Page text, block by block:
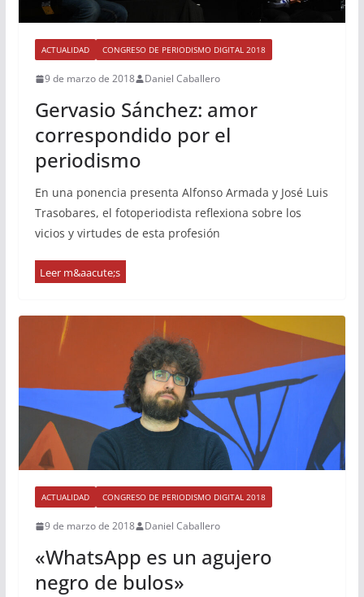
ACTUALIDAD CONGRESO DE PERIODISMO DIGITAL 2018
9 de marzo de 2018 Daniel Caballero
Gervasio Sánchez: amor
correspondido por el
periodismo
En una ponencia presenta Alfonso Armada y José Luis
Trasobares, el fotoperiodista reflexiona sobre los
vicios y virtudes de esta profesión
ACTUALIDAD CONGRESO DE PERIODISMO DIGITAL 2018
9 de marzo de 2018 Daniel Caballero
«WhatsApp es un agujero
negro de bulos»